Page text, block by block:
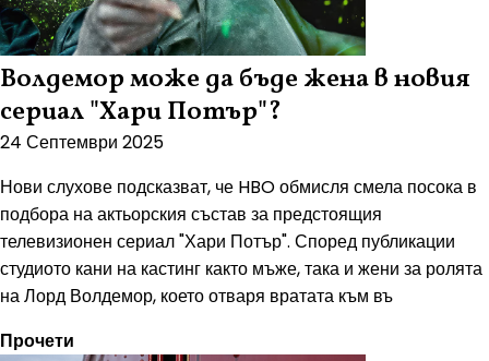
Волдемор може да бъде жена в новия
сериал "Хари Потър"?
24 Септември 2025
Нови слухове подсказват, че HBO обмисля смела посока в
подбора на актьорския състав за предстоящия
телевизионен сериал "Хари Потър". Според публикации
студиото кани на кастинг както мъже, така и жени за ролята
на Лорд Волдемор, което отваря вратата към въ
Прочети